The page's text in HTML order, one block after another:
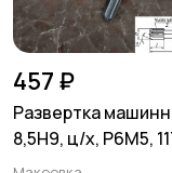
457 ₽
Развертка
8,5Н9, ц/х, Р6М5,
ГОСТ 1672-80,